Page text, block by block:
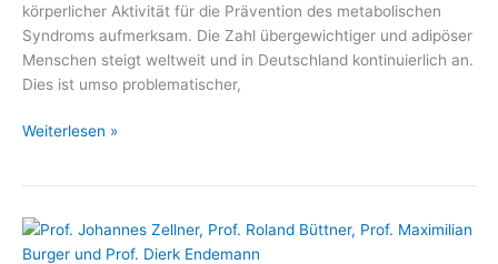
körperlicher Aktivität für die Prävention des metabolischen
Syndroms aufmerksam. Die Zahl übergewichtiger und adipöser
Menschen steigt weltweit und in Deutschland kontinuierlich an.
Dies ist umso problematischer,
Mit
Syndrom
trotzen
Weiterlesen »